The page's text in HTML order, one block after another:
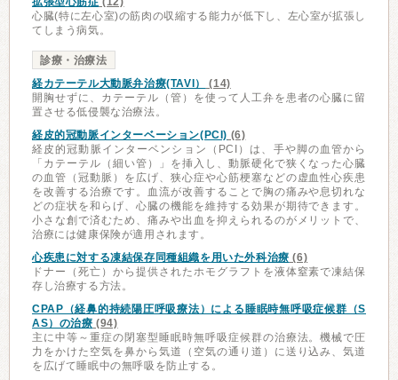
心臓(特に左心室)の筋肉の収縮する能力が低下し、左心室が拡張し
てしまう病気。
診療・治療法
経カテーテル大動脈弁治療(TAVI）
(14)
開胸せずに、カテーテル（管）を使って人工弁を患者の心臓に留
置させる低侵襲な治療法。
経皮的冠動脈インターベーション(PCI) (6)
経皮的冠動脈インターベンション（PCI）は、手や脚の血管から
「カテーテル（細い管）」を挿入し、動脈硬化で狭くなった心臓
の血管（冠動脈）を広げ、狭心症や心筋梗塞などの虚血性心疾患
を改善する治療です。血流が改善することで胸の痛みや息切れな
どの症状を和らげ、心臓の機能を維持する効果が期待できます。
小さな創で済むため、痛みや出血を抑えられるのがメリットで、
治療には健康保険が適用されます。
心疾患に対する凍結保存同種組織を用いた外科治療 (6)
ドナー（死亡）から提供されたホモグラフトを液体窒素で凍結保
存し治療する方法。
CPAP（経鼻的持続陽圧呼吸療法）による睡眠時無呼吸症候群（S
AS）の治療 (94)
主に中等～重症の閉塞型睡眠時無呼吸症候群の治療法。機械で圧
力をかけた空気を鼻から気道（空気の通り道）に送り込み、気道
を広げて睡眠中の無呼吸を防止する。